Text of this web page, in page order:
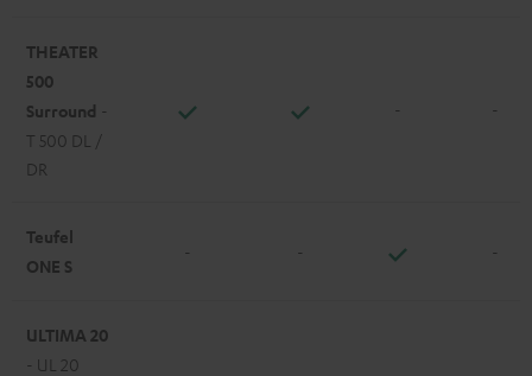
THEATER
500
Surround -
T 500 DL /
DR
- -
Teufel
ONE S
- - -
ULTIMA 20
- UL 20